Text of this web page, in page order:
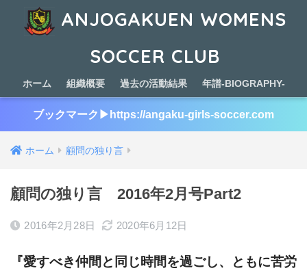
ANJOGAKUEN WOMENS
SOCCER CLUB
ホーム 組織概要 過去の活動結果 年譜-BIOGRAPHY-
ブックマーク▶︎https://angaku-girls-soccer.com
ホーム 顧問の独り言
顧問の独り言 2016年2月号Part2
2016年2月28日 2020年6月12日
『愛すべき仲間と同じ時間を過ごし、ともに苦労